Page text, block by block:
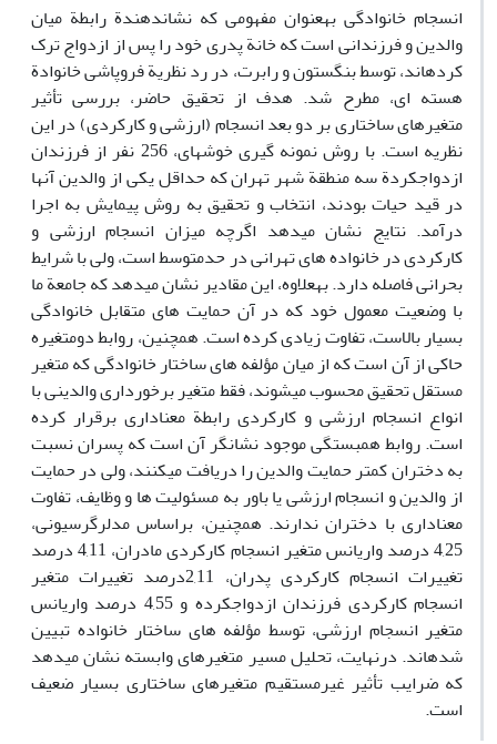
انسجام خانوادگی بهعنوان مفهومی که نشاندهندة رابطة میان
والدین و فرزندانی است که خانة پدری خود را پس از ازدواج ترک
کردهاند، توسط بنگستون و رابرت، در رد نظریة فروپاشی خانوادة
هسته ای، مطرح شد. هدف از تحقیق حاضر، بررسی تأثیر
متغیرهای ساختاری بر دو بعد انسجام (ارزشی و کارکردی) در این
نظریه است. با روش نمونه گیری خوشهای، 256 نفر از فرزندان
ازدواجکردة سه منطقة شهر تهران که حداقل یکی از والدین آنها
در قید حیات بودند، انتخاب و تحقیق به روش پیمایش به اجرا
درآمد. نتایج نشان میدهد اگرچه میزان انسجام ارزشی و
کارکردی در خانواده های تهرانی در حدمتوسط است، ولی با شرایط
بحرانی فاصله دارد. بهعلاوه، این مقادیر نشان میدهد که جامعة ما
با وضعیت معمول خود که در آن حمایت های متقابل خانوادگی
بسیار بالاست، تفاوت زیادی کرده است. همچنین، روابط دومتغیره
حاکی از آن است که از میان مؤلفه های ساختار خانوادگی که متغیر
مستقل تحقیق محسوب میشوند، فقط متغیر برخورداری والدینی با
انواع انسجام ارزشی و کارکردی رابطة معناداری برقرار کرده
است. روابط همبستگی موجود نشانگر آن است که پسران نسبت
به دختران کمتر حمایت والدین را دریافت میکنند، ولی در حمایت
از والدین و انسجام ارزشی یا باور به مسئولیت ها و وظایف، تفاوت
معناداری با دختران ندارند. همچنین، براساس مدلرگرسیونی،
4,25 درصد واریانس متغیر انسجام کارکردی مادران، 4,11 درصد
تغییرات انسجام کارکردی پدران، 2,11درصد تغییرات متغیر
انسجام کارکردی فرزندان ازدواجکرده و 4,55 درصد واریانس
متغیر انسجام ارزشی، توسط مؤلفه های ساختار خانواده تبیین
شدهاند. درنهایت، تحلیل مسیر متغیرهای وابسته نشان میدهد
که ضرایب تأثیر غیرمستقیم متغیرهای ساختاری بسیار ضعیف
است.